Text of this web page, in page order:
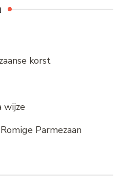
korst
wijze
Parmezaan